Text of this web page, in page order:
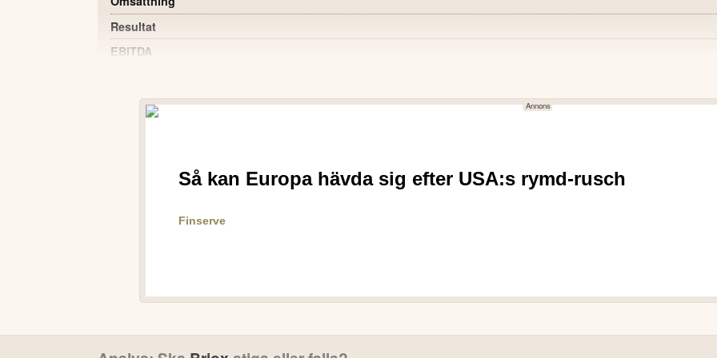
Resultat
EBITDA
Resultat per aktie
Nettoomsättningen ökade med 83 % till 7,0 MSEK.
Rörelseresultatet för